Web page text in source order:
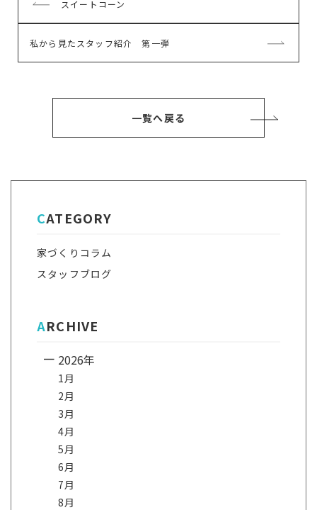
前
事
スイートコーン
次
私から見たスタッフ紹介 第一弾
一覧へ戻る
CATEGORY
家づくりコラム
スタッフブログ
ARCHIVE
2026年
1月
2月
3月
4月
5月
6月
7月
8月